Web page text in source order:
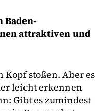
Baden-
attraktiven und
stoßen. Aber es
leicht erkennen
Gibt es zumindest